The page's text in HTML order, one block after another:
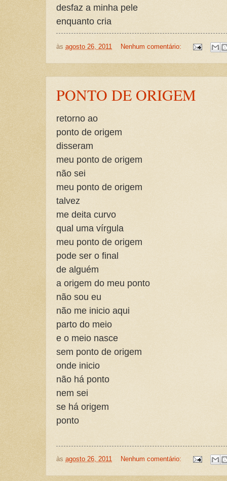
desfaz a minha pele
enquanto cria
às agosto 26, 2011 Nenhum comentário:
PONTO DE ORIGEM
retorno ao
ponto de origem
disseram
meu ponto de origem
não sei
meu ponto de origem
talvez
me deita curvo
qual uma vírgula
meu ponto de origem
pode ser o final
de alguém
a origem do meu ponto
não sou eu
não me inicio aqui
parto do meio
e o meio nasce
sem ponto de origem
onde inicio
não há ponto
nem sei
se há origem
ponto
às agosto 26, 2011 Nenhum comentário: